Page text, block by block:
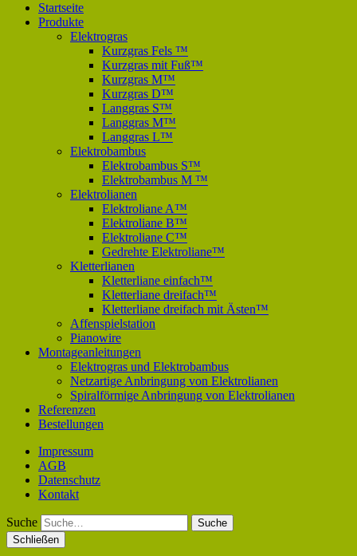
Startseite
Produkte
Elektrogras
Kurzgras Fels ™
Kurzgras mit Fuß™
Kurzgras M™
Kurzgras D™
Langgras S™
Langgras M™
Langgras L™
Elektrobambus
Elektrobambus S™
Elektrobambus M ™
Elektrolianen
Elektroliane A™
Elektroliane B™
Elektroliane C™
Gedrehte Elektroliane™
Kletterlianen
Kletterliane einfach™
Kletterliane dreifach™
Kletterliane dreifach mit Ästen™
Affenspielstation
Pianowire
Montageanleitungen
Elektrogras und Elektrobambus
Netzartige Anbringung von Elektrolianen
Spiralförmige Anbringung von Elektrolianen
Referenzen
Bestellungen
Impressum
AGB
Datenschutz
Kontakt
Suche
Schließen